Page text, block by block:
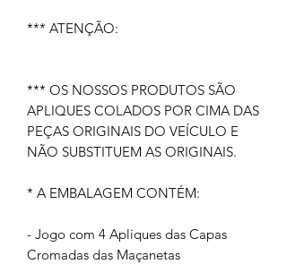
*** ATENÇÃO:
*** OS NOSSOS PRODUTOS SÃO
APLIQUES COLADOS POR CIMA DAS
PEÇAS ORIGINAIS DO VEÍCULO E
NÃO SUBSTITUEM AS ORIGINAIS.
* A EMBALAGEM CONTÉM:
- Jogo com 4 Apliques das Capas
Cromadas das Maçanetas